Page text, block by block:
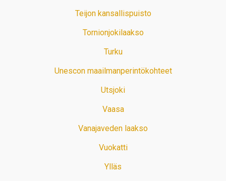
Teijon kansallispuisto
Tornionjokilaakso
Turku
Unescon maailmanperintökohteet
Utsjoki
Vaasa
Vanajaveden laakso
Vuokatti
Ylläs